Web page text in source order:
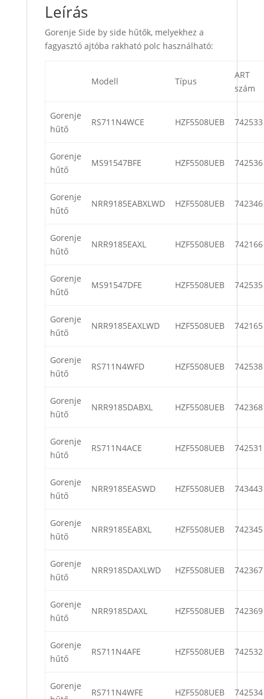
Leírás
Gorenje Side by side hűtők, melyekhez a
fagyasztó ajtóba rakható polc használható:
Modell Típus
ART
szám
Gorenje
hűtő
RS711N4WCE HZF5508UEB 742533
Gorenje
hűtő
MS91547BFE HZF5508UEB 742536
Gorenje
hűtő
NRR9185EABXLWD HZF5508UEB 742346
Gorenje
hűtő
NRR9185EAXL HZF5508UEB 742166
Gorenje
hűtő
MS91547DFE HZF5508UEB 742535
Gorenje
hűtő
NRR9185EAXLWD HZF5508UEB 742165
Gorenje
hűtő
RS711N4WFD HZF5508UEB 742538
Gorenje
hűtő
NRR9185DABXL HZF5508UEB 742368
Gorenje
hűtő
RS711N4ACE HZF5508UEB 742531
Gorenje
hűtő
NRR9185EASWD HZF5508UEB 743443
Gorenje
hűtő
NRR9185EABXL HZF5508UEB 742345
Gorenje
hűtő
NRR9185DAXLWD HZF5508UEB 742367
Gorenje
hűtő
NRR9185DAXL HZF5508UEB 742369
Gorenje
hűtő
RS711N4AFE HZF5508UEB 742532
Gorenje
RS711N4WFE HZF5508UEB 742534